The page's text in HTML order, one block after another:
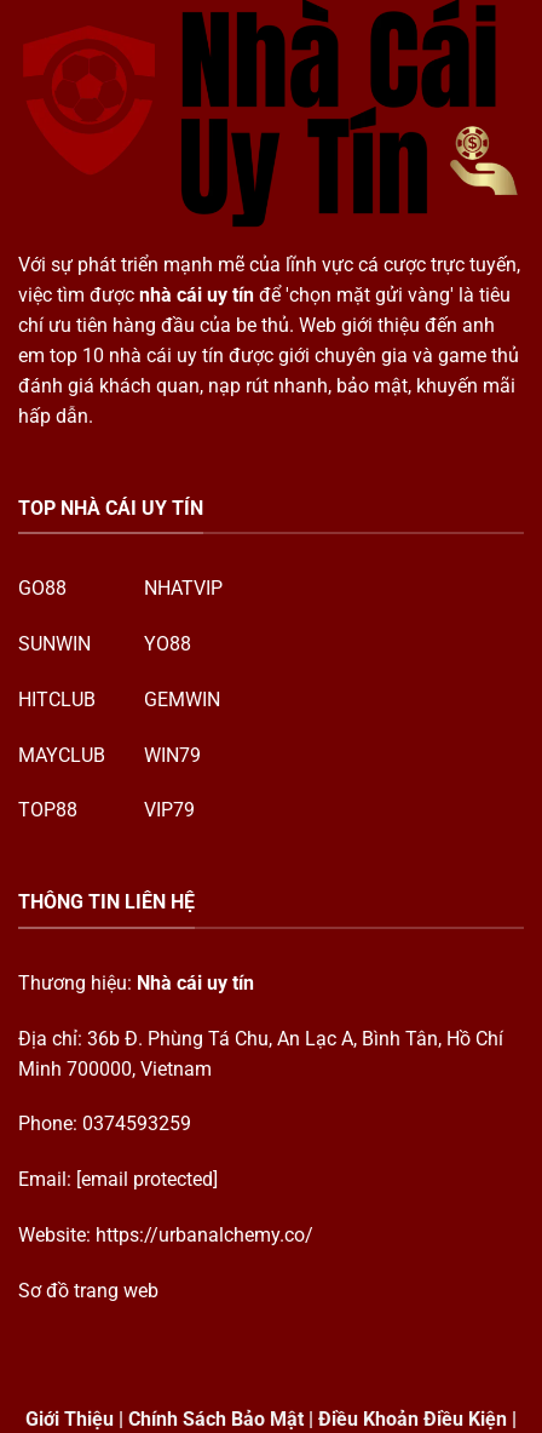
Với sự phát triển mạnh mẽ của lĩnh vực cá cược trực tuyến,
việc tìm được nhà cái uy tín để 'chọn mặt gửi vàng' là tiêu
chí ưu tiên hàng đầu của be thủ. Web giới thiệu đến anh
em top 10 nhà cái uy tín được giới chuyên gia và game thủ
đánh giá khách quan, nạp rút nhanh, bảo mật, khuyến mãi
hấp dẫn.
TOP NHÀ CÁI UY TÍN
GO88
SUNWIN
HITCLUB
MAYCLUB
TOP88
NHATVIP
YO88
GEMWIN
WIN79
VIP79
THÔNG TIN LIÊN HỆ
Thương hiệu: Nhà cái uy tín
Địa chỉ: 36b Đ. Phùng Tá Chu, An Lạc A, Bình Tân, Hồ Chí
Minh 700000, Vietnam
Phone: 0374593259
Email: [email protected]
Website: https://urbanalchemy.co/
Sơ đồ trang web
Giới Thiệu | Chính Sách Bảo Mật | Điều Khoản Điều Kiện |